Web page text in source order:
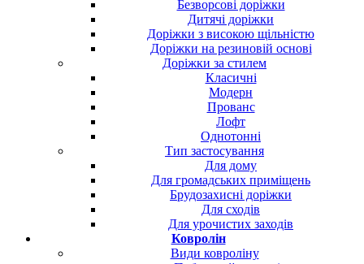
Безворсові доріжки
Дитячі доріжки
Доріжки з високою щільністю
Доріжки на резиновій основі
Доріжки за стилем
Класичні
Модерн
Прованс
Лофт
Однотонні
Тип застосування
Для дому
Для громадських приміщень
Брудозахисні доріжки
Для сходів
Для урочистих заходів
Ковролін
Види ковроліну